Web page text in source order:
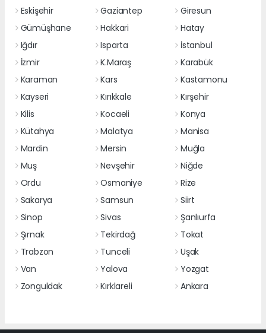
Eskişehir
Gaziantep
Giresun
Gümüşhane
Hakkari
Hatay
Iğdır
Isparta
İstanbul
İzmir
K.Maraş
Karabük
Karaman
Kars
Kastamonu
Kayseri
Kırıkkale
Kırşehir
Kilis
Kocaeli
Konya
Kütahya
Malatya
Manisa
Mardin
Mersin
Muğla
Muş
Nevşehir
Niğde
Ordu
Osmaniye
Rize
Sakarya
Samsun
Siirt
Sinop
Sivas
Şanlıurfa
Şırnak
Tekirdağ
Tokat
Trabzon
Tunceli
Uşak
Van
Yalova
Yozgat
Zonguldak
Kırklareli Ankara